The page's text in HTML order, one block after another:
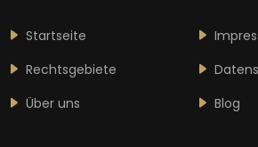
Startseite
Rechtsgebiete
Über uns
Blog